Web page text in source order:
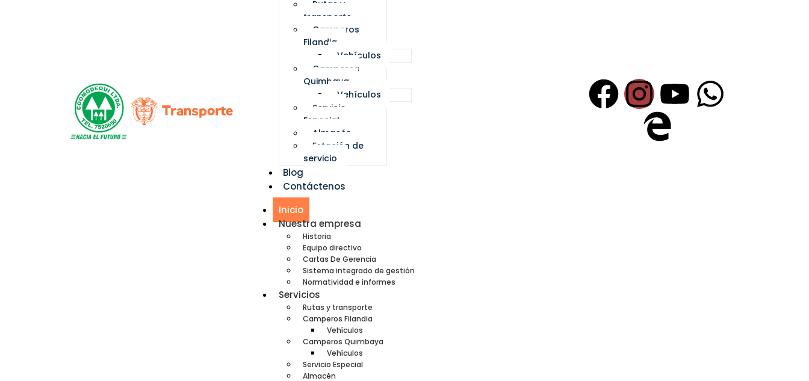
Rutas y
transporte
Camperos
Filandia
Vehículos
Camperos
Quimbaya
Vehículos
Servicio
Especial
Almacén
Estación de
servicio
Blog
Contáctenos
Inicio
Nuestra empresa
Historia
Equipo directivo
Cartas De Gerencia
Sistema integrado de gestión
Normatividad e informes
Servicios
Rutas y transporte
Camperos Filandia
Vehículos
Camperos Quimbaya
Vehículos
Servicio Especial
Almacén